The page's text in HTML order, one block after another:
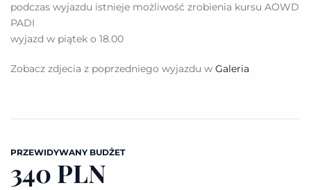
podczas wyjazdu istnieje możliwość zrobienia kursu AOWD
PADI
wyjazd w piątek o 18.00
Zobacz zdjecia z poprzedniego wyjazdu w Galeria
PRZEWIDYWANY BUDŻET
340 PLN